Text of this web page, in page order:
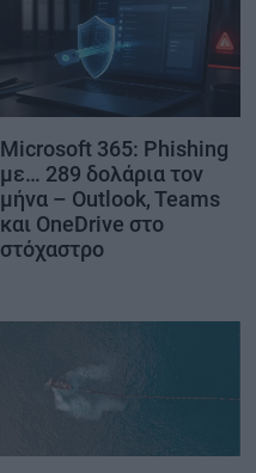
Microsoft 365: Phishing
με… 289 δολάρια τον
μήνα – Outlook, Teams
και OneDrive στο
στόχαστρο